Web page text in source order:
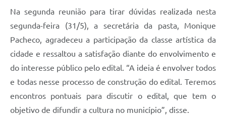
Na segunda reunião para tirar dúvidas realizada nesta
segunda-feira (31/5), a secretária da pasta, Monique
Pacheco, agradeceu a participação da classe artística da
cidade e ressaltou a satisfação diante do envolvimento e
do interesse público pelo edital. “A ideia é envolver todos
e todas nesse processo de construção do edital. Teremos
encontros pontuais para discutir o edital, que tem o
objetivo de difundir a cultura no município”, disse.